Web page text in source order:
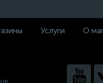
Услуги О